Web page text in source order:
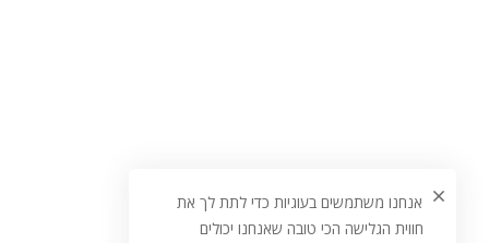
אנחנו משתמשים בעוגיות כדי לתת לך את
חווית הגלישה הכי טובה שאנחנו יכולים